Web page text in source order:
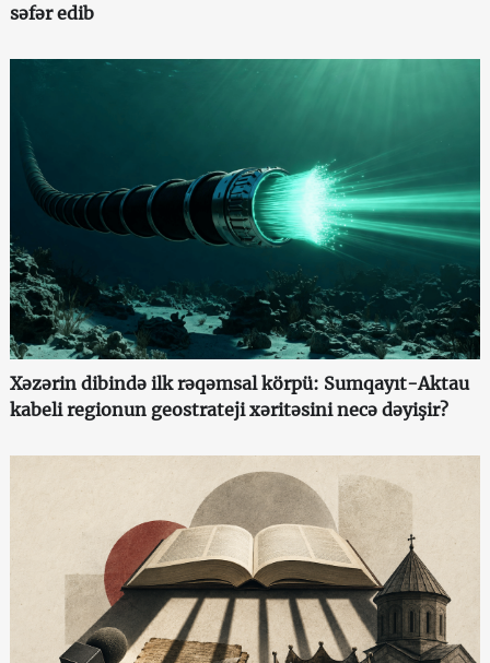
səfər edib
Xəzərin dibində ilk rəqəmsal körpü: Sumqayıt-Aktau
kabeli regionun geostrateji xəritəsini necə dəyişir?